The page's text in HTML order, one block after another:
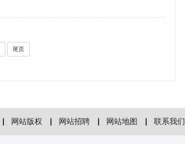
尾页
网站版权 网站招聘 网站地图 联系我们